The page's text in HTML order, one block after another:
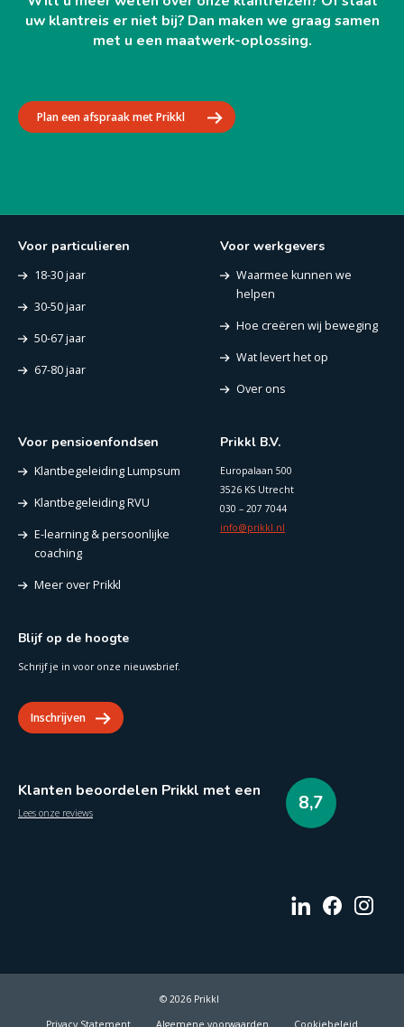
uw klantreis er niet bij? Dan maken we graag samen
met u een maatwerk-oplossing.
Plan een afspraak met Prikkl
Voor particulieren
18-30 jaar
30-50 jaar
50-67 jaar
67-80 jaar
Voor werkgevers
Waarmee kunnen we
helpen
Hoe creëren wij beweging
Wat levert het op
Over ons
Voor pensioenfondsen
Klantbegeleiding Lumpsum
Klantbegeleiding RVU
E-learning & persoonlijke
coaching
Meer over Prikkl
Prikkl B.V.
Europalaan 500
3526 KS Utrecht
030 – 207 7044
info@prikkl.nl
Blijf op de hoogte
Schrijf je in voor onze nieuwsbrief.
Inschrijven
Klanten beoordelen Prikkl met een
Lees onze reviews 8,7
© 2026 Prikkl